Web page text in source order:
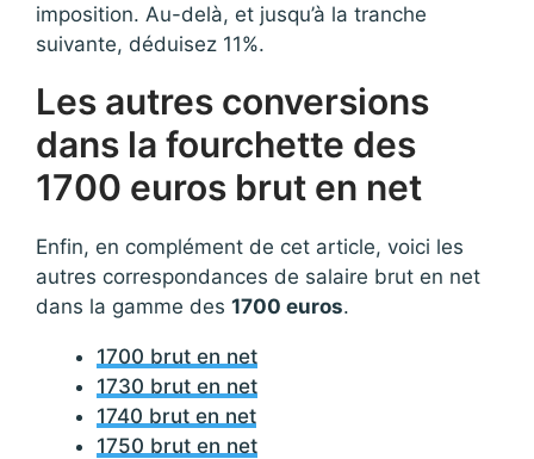
imposition. Au-delà, et jusqu’à la tranche
suivante, déduisez 11%.
Les autres conversions
dans la fourchette des
1700 euros brut en net
Enfin, en complément de cet article, voici les
autres correspondances de salaire brut en net
dans la gamme des 1700 euros.
1700 brut en net
1730 brut en net
1740 brut en net
1750 brut en net